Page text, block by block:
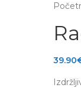
39.90